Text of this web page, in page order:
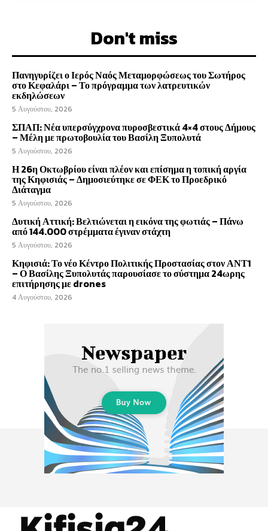
Don't miss
Πανηγυρίζει ο Ιερός Ναός Μεταμορφώσεως του Σωτήρος
στο Κεφαλάρι – Το πρόγραμμα των λατρευτικών
εκδηλώσεων
5 Αυγούστου, 2026
ΣΠΑΠ: Νέα υπερσύγχρονα πυροσβεστικά 4×4 στους Δήμους
– Μέλη με πρωτοβουλία του Βασίλη Ξυπολυτά
5 Αυγούστου, 2026
Η 26η Οκτωβρίου είναι πλέον και επίσημα η τοπική αργία
της Κηφισιάς – Δημοσιεύτηκε σε ΦΕΚ το Προεδρικό
Διάταγμα
5 Αυγούστου, 2026
Δυτική Αττική: Βελτιώνεται η εικόνα της φωτιάς – Πάνω
από 144.000 στρέμματα έγιναν στάχτη
5 Αυγούστου, 2026
Κηφισιά: Το νέο Κέντρο Πολιτικής Προστασίας στον ΑΝΤ1
– Ο Βασίλης Ξυπολυτάς παρουσίασε το σύστημα 24ωρης
επιτήρησης με drones
4 Αυγούστου, 2026